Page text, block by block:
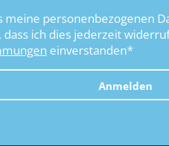
meine personenbezogenen
ich dies jederzeit
einverstanden*
Anmelden